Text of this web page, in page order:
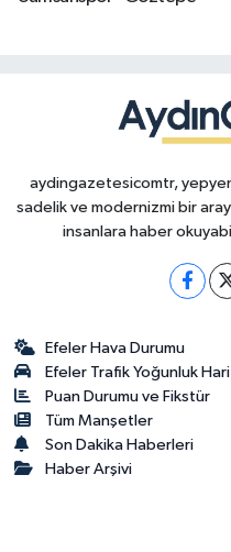
aydingazetesicomtr,
sadelik ve modernizmi bir
insanlara haber
Efeler Hava Durumu
Efeler Trafik Yoğunluk
Puan Durumu ve Fikstür
Tüm Manşetler
Son Dakika Haberleri
Haber Arşivi